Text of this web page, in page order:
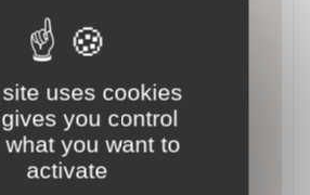
uses cookies
you control
what you want to
activate